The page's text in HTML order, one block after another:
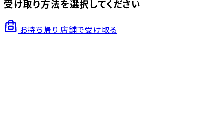
受け取り方法を選択してください
お持ち帰り 店舗で受け取る